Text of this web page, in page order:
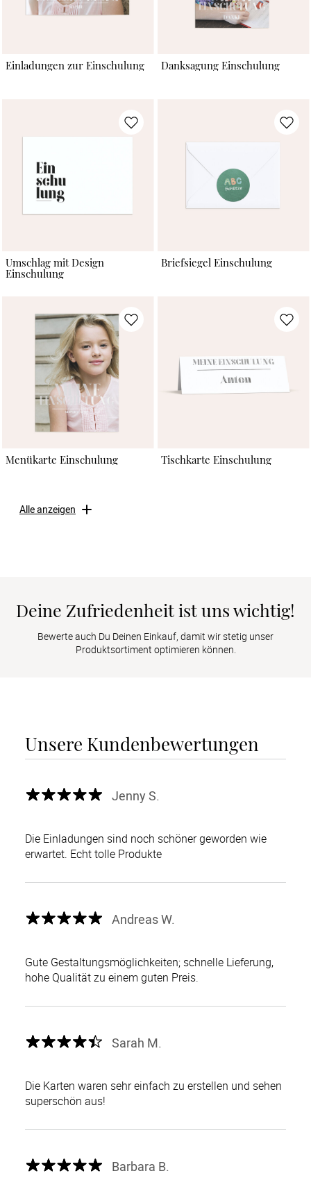
Einladungen zur Einschulung Danksagung Einschulung
Umschlag mit Design
Einschulung
Briefsiegel Einschulung
Menükarte Einschulung Tischkarte Einschulung
Alle anzeigen
Deine Zufriedenheit ist uns wichtig!
Bewerte auch Du Deinen Einkauf, damit wir stetig unser
Produktsortiment optimieren können.
Unsere Kundenbewertungen
Jenny S.
Die Einladungen sind noch schöner geworden wie
erwartet. Echt tolle Produkte
Andreas W.
Gute Gestaltungsmöglichkeiten; schnelle Lieferung,
hohe Qualität zu einem guten Preis.
Sarah M.
Die Karten waren sehr einfach zu erstellen und sehen
superschön aus!
Barbara B.